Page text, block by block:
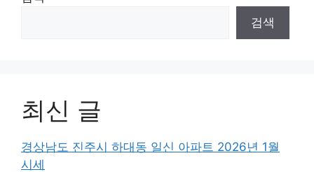
검색
최신 글
경상남도 진주시 하대동 일신 아파트 2026년 1월
시세